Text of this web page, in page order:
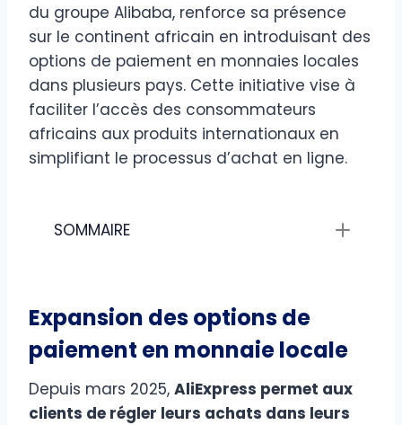
du groupe Alibaba, renforce sa présence
sur le continent africain en introduisant des
options de paiement en monnaies locales
dans plusieurs pays. Cette initiative vise à
faciliter l’accès des consommateurs
africains aux produits internationaux en
simplifiant le processus d’achat en ligne.​
SOMMAIRE
Expansion des options de
paiement en monnaie locale
Depuis mars 2025, AliExpress permet aux
clients de régler leurs achats dans leurs